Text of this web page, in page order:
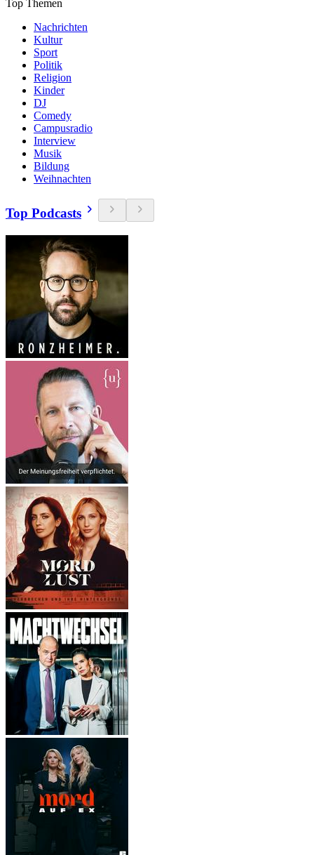
Top Themen
Nachrichten
Kultur
Sport
Politik
Religion
Kinder
DJ
Comedy
Campusradio
Interview
Musik
Bildung
Weihnachten
Top Podcasts